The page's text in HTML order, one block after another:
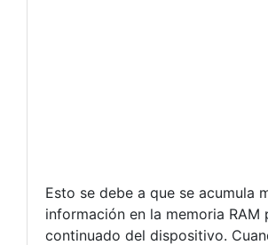
Esto se debe a que se acumula
información en la memoria RAM
continuado del dispositivo.